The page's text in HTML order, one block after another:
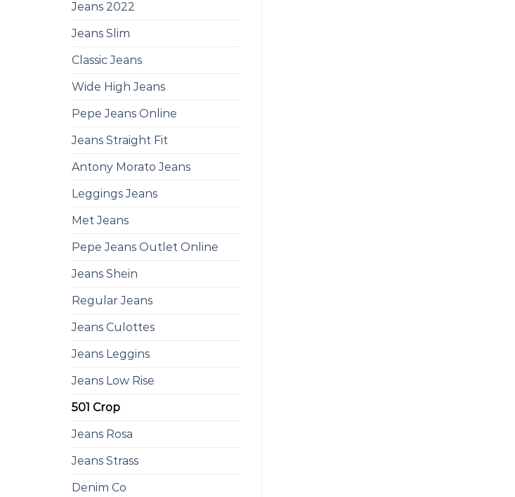
Jeans 2022
Jeans Slim
Classic Jeans
Wide High Jeans
Pepe Jeans Online
Jeans Straight Fit
Antony Morato Jeans
Leggings Jeans
Met Jeans
Pepe Jeans Outlet Online
Jeans Shein
Regular Jeans
Jeans Culottes
Jeans Leggins
Jeans Low Rise
501 Crop
Jeans Rosa
Jeans Strass
Denim Co